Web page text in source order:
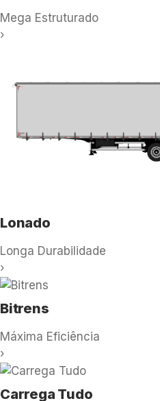
Mega Estruturado
›
Lonado
Longa Durabilidade
›
Bitrens
Máxima Eficiência
›
Carrega Tudo